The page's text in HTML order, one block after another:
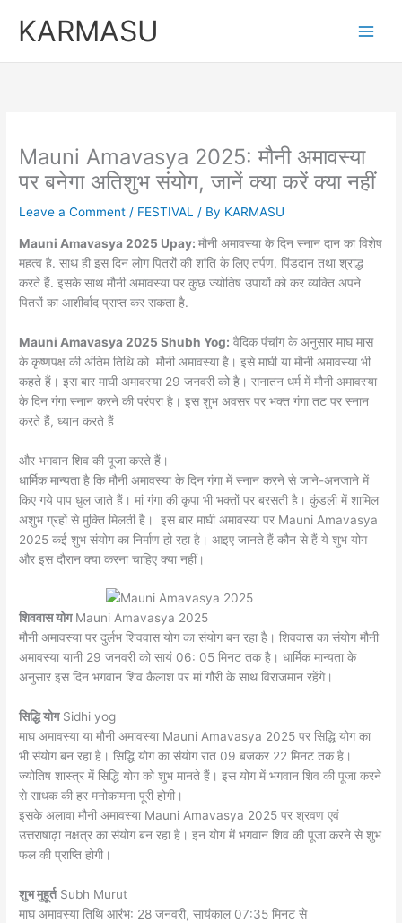
KARMASU
Mauni Amavasya 2025: मौनी अमावस्या
पर बनेगा अतिशुभ संयोग, जानें क्या करें क्या नहीं
Leave a Comment / FESTIVAL / By KARMASU
Mauni Amavasya 2025 Upay:मौनी अमावस्या के दिन स्नान दान का विशेष
महत्व है. साथ ही इस दिन लोग पितरों की शांति के लिए तर्पण, पिंडदान तथा श्राद्ध
करते हैं. इसके साथ मौनी अमावस्या पर कुछ ज्योतिष उपायों को कर व्यक्ति अपने
पितरों का आशीर्वाद प्राप्त कर सकता है.
Mauni Amavasya 2025 Shubh Yog: वैदिक पंचांग के अनुसार माघ मास
के कृष्णपक्ष की अंतिम तिथि को मौनी अमावस्या है। इसे माघी या मौनी अमावस्या भी
कहते हैं। इस बार माघी अमावस्या 29 जनवरी को है। सनातन धर्म में मौनी अमावस्या
के दिन गंगा स्नान करने की परंपरा है। इस शुभ अवसर पर भक्त गंगा तट पर स्नान
करते हैं, ध्यान करते हैं
और भगवान शिव की पूजा करते हैं।
धार्मिक मान्यता है कि मौनी अमावस्या के दिन गंगा में स्नान करने से जाने-अनजाने में
किए गये पाप धुल जाते हैं। मां गंगा की कृपा भी भक्तों पर बरसती है। कुंडली में शामिल
अशुभ ग्रहों से मुक्ति मिलती है। इस बार माघी अमावस्या पर Mauni Amavasya
2025 कई शुभ संयोग का निर्माण हो रहा है। आइए जानते हैं कौन से हैं ये शुभ योग
और इस दौरान क्या करना चाहिए क्या नहीं।
शिववास योगMauni Amavasya 2025
मौनी अमावस्या पर दुर्लभ शिववास योग का संयोग बन रहा है। शिववास का संयोग मौनी
अमावस्या यानी 29 जनवरी को सायं 06: 05 मिनट तक है। धार्मिक मान्यता के
अनुसार इस दिन भगवान शिव कैलाश पर मां गौरी के साथ विराजमान रहेंगे।
सिद्धि योगSidhi yog
माघ अमावस्या या मौनी अमावस्या Mauni Amavasya 2025 पर सिद्धि योग का
भी संयोग बन रहा है। सिद्धि योग का संयोग रात 09 बजकर 22 मिनट तक है।
ज्योतिष शास्त्र में सिद्धि योग को शुभ मानते हैं। इस योग में भगवान शिव की पूजा करने
से साधक की हर मनोकामना पूरी होगी।
इसके अलावा मौनी अमावस्या Mauni Amavasya 2025 पर श्रवण एवं
उत्तराषाढ़ा नक्षत्र का संयोग बन रहा है। इन योग में भगवान शिव की पूजा करने से शुभ
फल की प्राप्ति होगी।
शुभ मुहूर्तSubh Murut
माघ अमावस्या तिथि आरंभ: 28 जनवरी, सायंकाल 07:35 मिनट से